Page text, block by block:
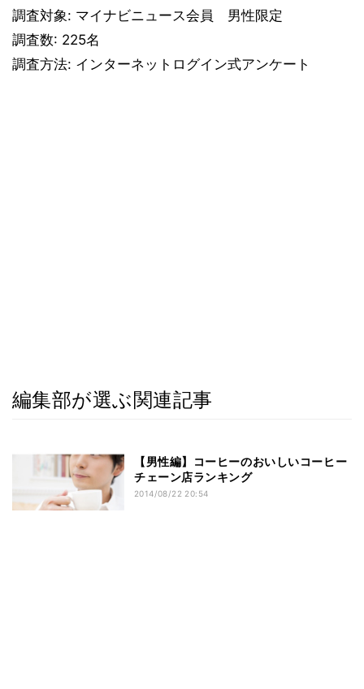
調査対象: マイナビニュース会員 男性限定
調査数: 225名
調査方法: インターネットログイン式アンケート
編集部が選ぶ関連記事
【男性編】コーヒーのおいしいコーヒー
チェーン店ランキング
2014/08/22 20:54